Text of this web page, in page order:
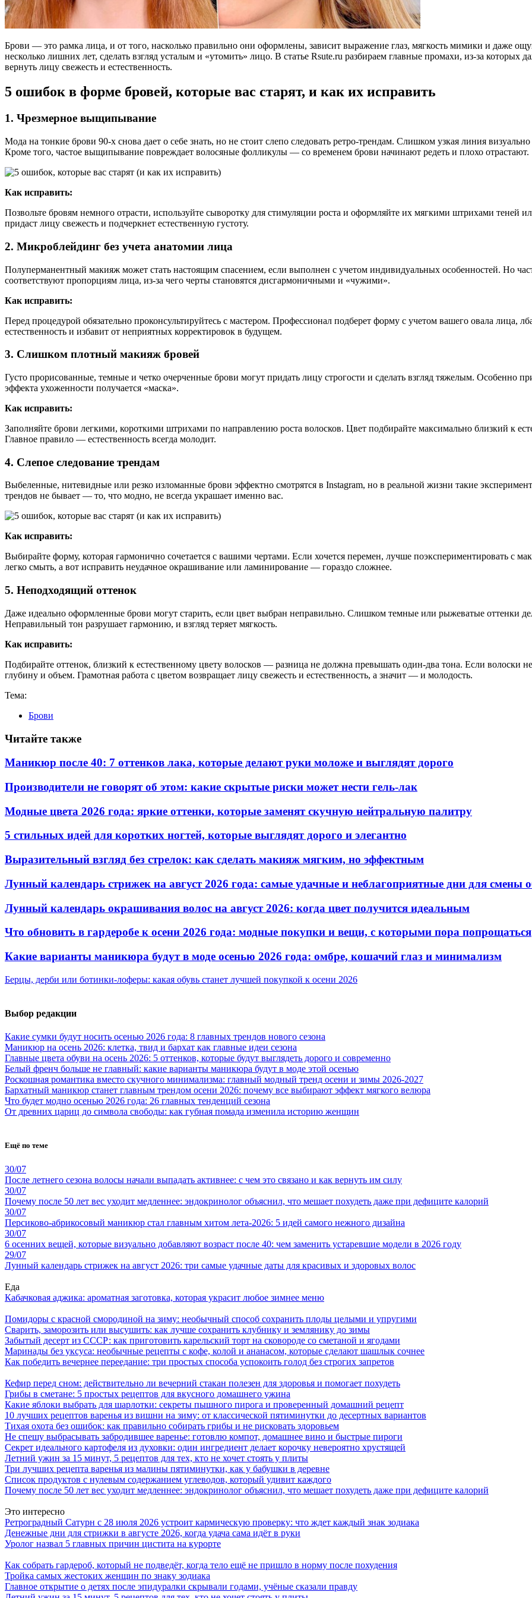
Брови — это рамка лица, и от того, насколько правильно они оформлены, зависит выражение глаз, мягкость мимики и даже
несколько лишних лет, сделать взгляд усталым и «утомить» лицо. В статье Rsute.ru разбираем главные промахи, из-за которых
вернуть лицу свежесть и естественность.
5 ошибок в форме бровей, которые вас старят, и как их исправить
1. Чрезмерное выщипывание
Мода на тонкие брови 90-х снова дает о себе знать, но не стоит слепо следовать ретро-трендам. Слишком узкая линия
Кроме того, частое выщипывание повреждает волосяные фолликулы — со временем брови начинают редеть и плохо отрастают.
Как исправить:
Позвольте бровям немного отрасти, используйте сыворотку для стимуляции роста и оформляйте их мягкими штрихами теней
придаст лицу свежесть и подчеркнет естественную густоту.
2. Микроблейдинг без учета анатомии лица
Полуперманентный макияж может стать настоящим спасением, если выполнен с учетом индивидуальных особенностей. Но
соответствуют пропорциям лица, из-за чего черты становятся дисгармоничными и «чужими».
Как исправить:
Перед процедурой обязательно проконсультируйтесь с мастером. Профессионал подберет форму с учетом вашего овала лица,
естественность и избавит от неприятных корректировок в будущем.
3. Слишком плотный макияж бровей
Густо прорисованные, темные и четко очерченные брови могут придать лицу строгости и сделать взгляд тяжелым. Особенно
эффекта ухоженности получается «маска».
Как исправить:
Заполняйте брови легкими, короткими штрихами по направлению роста волосков. Цвет подбирайте максимально близкий к
Главное правило — естественность всегда молодит.
4. Слепое следование трендам
Выбеленные, нитевидные или резко изломанные брови эффектно смотрятся в Instagram, но в реальной жизни такие
трендов не бывает — то, что модно, не всегда украшает именно вас.
Как исправить:
Выбирайте форму, которая гармонично сочетается с вашими чертами. Если хочется перемен, лучше поэкспериментировать
легко смыть, а вот исправить неудачное окрашивание или ламинирование — гораздо сложнее.
5. Неподходящий оттенок
Даже идеально оформленные брови могут старить, если цвет выбран неправильно. Слишком темные или рыжеватые оттенки
Неправильный тон разрушает гармонию, и взгляд теряет мягкость.
Как исправить:
Подбирайте оттенок, близкий к естественному цвету волосков — разница не должна превышать один-два тона. Если волоски
глубину и объем. Грамотная работа с цветом возвращает лицу свежесть и естественность, а значит — и молодость.
Тема:
Брови
Читайте также
Маникюр после 40: 7 оттенков лака, которые делают руки моложе и выглядят дорого
Производители не говорят об этом: какие скрытые риски может нести гель-лак
Модные цвета 2026 года: яркие оттенки, которые заменят скучную нейтральную палитру
5 стильных идей для коротких ногтей, которые выглядят дорого и элегантно
Выразительный взгляд без стрелок: как сделать макияж мягким, но эффектным
Лунный календарь стрижек на август 2026 года: самые удачные и неблагоприятные дни для смены
Лунный календарь окрашивания волос на август 2026: когда цвет получится идеальным
Что обновить в гардеробе к осени 2026 года: модные покупки и вещи, с которыми пора попрощаться
Какие варианты маникюра будут в моде осенью 2026 года: омбре, кошачий глаз и минимализм
Берцы, дерби или ботинки-лоферы: какая обувь станет лучшей покупкой к осени 2026
Выбор редакции
Какие сумки будут носить осенью 2026 года: 8 главных трендов нового сезона
Маникюр на осень 2026: клетка, твид и бархат как главные идеи сезона
Главные цвета обуви на осень 2026: 5 оттенков, которые будут выглядеть дорого и современно
Белый френч больше не главный: какие варианты маникюра будут в моде этой осенью
Роскошная романтика вместо скучного минимализма: главный модный тренд осени и зимы 2026-2027
Бархатный маникюр станет главным трендом осени 2026: почему все выбирают эффект мягкого велюра
Что будет модно осенью 2026 года: 26 главных тенденций сезона
От древних цариц до символа свободы: как губная помада изменила историю женщин
Ещё по теме
30/07
После летнего сезона волосы начали выпадать активнее: с чем это связано и как вернуть им силу
30/07
Почему после 50 лет вес уходит медленнее: эндокринолог объяснил, что мешает похудеть даже при дефиците калорий
30/07
Персиково-абрикосовый маникюр стал главным хитом лета-2026: 5 идей самого нежного дизайна
30/07
6 осенних вещей, которые визуально добавляют возраст после 40: чем заменить устаревшие модели в 2026 году
29/07
Лунный календарь стрижек на август 2026: три самые удачные даты для красивых и здоровых волос
Еда
Кабачковая аджика: ароматная заготовка, которая украсит любое зимнее меню
Помидоры с красной смородиной на зиму: необычный способ сохранить плоды целыми и упругими
Сварить, заморозить или высушить: как лучше сохранить клубнику и землянику до зимы
Забытый десерт из СССР: как приготовить карельский торт на сковороде со сметаной и ягодами
Маринады без уксуса: необычные рецепты с кофе, колой и ананасом, которые сделают шашлык сочнее
Как победить вечернее переедание: три простых способа успокоить голод без строгих запретов
Кефир перед сном: действительно ли вечерний стакан полезен для здоровья и помогает похудеть
Грибы в сметане: 5 простых рецептов для вкусного домашнего ужина
Какие яблоки выбрать для шарлотки: секреты пышного пирога и проверенный домашний рецепт
10 лучших рецептов варенья из вишни на зиму: от классической пятиминутки до десертных вариантов
Тихая охота без ошибок: как правильно собирать грибы и не рисковать здоровьем
Не спешу выбрасывать забродившее варенье: готовлю компот, домашнее вино и быстрые пироги
Секрет идеального картофеля из духовки: один ингредиент делает корочку невероятно хрустящей
Летний ужин за 15 минут, 5 рецептов для тех, кто не хочет стоять у плиты
Три лучших рецепта варенья из малины пятиминутки, как у бабушки в деревне
Список продуктов с нулевым содержанием углеводов, который удивит каждого
Почему после 50 лет вес уходит медленнее: эндокринолог объяснил, что мешает похудеть даже при дефиците калорий
Это интересно
Ретроградный Сатурн с 28 июля 2026 устроит кармическую проверку: что ждет каждый знак зодиака
Денежные дни для стрижки в августе 2026, когда удача сама идёт в руки
Уролог назвал 5 главных причин цистита на курорте
Как собрать гардероб, который не подведёт, когда тело ещё не пришло в норму после похудения
Тройка самых жестоких женщин по знаку зодиака
Главное открытие о детях после эпидуралки скрывали годами, учёные сказали правду